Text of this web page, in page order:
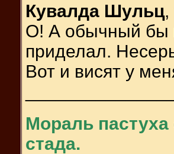
Кувалда Шульц,
О! А обычный бы
приделал.
Вот и висят у
Мораль пастуха
стада.